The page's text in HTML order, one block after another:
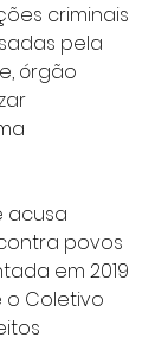
criminais
pela
órgão
acusa
povos
em 2019
o Coletivo